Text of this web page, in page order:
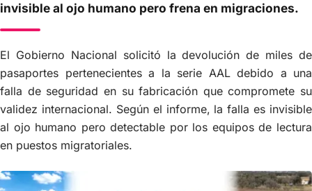
invisible al ojo humano pero frena en migraciones.
El Gobierno Nacional solicitó la devolución de miles de
pasaportes pertenecientes a la serie AAL debido a una
falla de seguridad en su fabricación que compromete su
validez internacional. Según el informe, la falla es invisible
al ojo humano pero detectable por los equipos de lectura
en puestos migratoriales.